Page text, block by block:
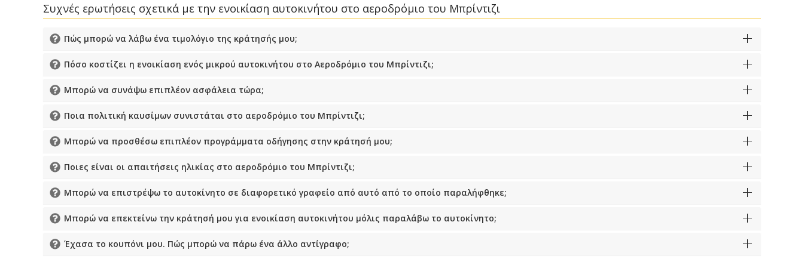
Συχνές ερωτήσεις σχετικά με την ενοικίαση αυτοκινήτου στο αεροδρόμιο του Μπρίντιζι
Πώς μπορώ να λάβω ένα τιμολόγιο της κράτησής μου;
Πόσο κοστίζει η ενοικίαση ενός μικρού αυτοκινήτου στο Αεροδρόμιο του Μπρίντιζι;
Μπορώ να συνάψω επιπλέον ασφάλεια τώρα;
Ποια πολιτική καυσίμων συνιστάται στο αεροδρόμιο του Μπρίντιζι;
Μπορώ να προσθέσω επιπλέον προγράμματα οδήγησης στην κράτησή μου;
Ποιες είναι οι απαιτήσεις ηλικίας στο αεροδρόμιο του Μπρίντιζι;
Μπορώ να επιστρέψω το αυτοκίνητο σε διαφορετικό γραφείο από αυτό από το οποίο παραλήφθηκε;
Μπορώ να επεκτείνω την κράτησή μου για ενοικίαση αυτοκινήτου μόλις παραλάβω το αυτοκίνητο;
Έχασα το κουπόνι μου. Πώς μπορώ να πάρω ένα άλλο αντίγραφο;